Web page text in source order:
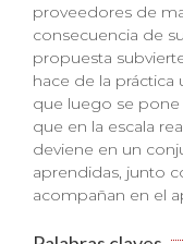
proveedores de
consecuencia de
propuesta
hace de la práctica
que luego se pone
que en la escala
deviene en un
aprendidas, junto
acompañan en el